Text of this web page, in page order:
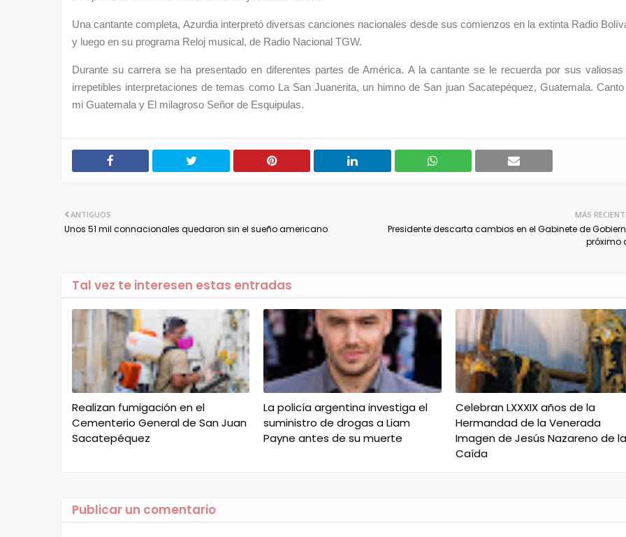
Una cantante completa, Azurdia interpretó diversas canciones nacionales desde sus comienzos en la extinta Radio
y luego en su programa Reloj musical, de Radio Nacional TGW.
Durante su carrera se ha presentado en diferentes partes de América. A la cantante se le recuerda por sus valiosas
irrepetibles interpretaciones de temas como La San Juanerita, un himno de San juan Sacatepéquez, Guatemala.
mi Guatemala y El milagroso Señor de Esquipulas.
MÁS
Presidente descarta cambios en el Gabinete de
próximo
ANTIGUOS
Unos 51 mil connacionales quedaron sin el sueño americano
Tal vez te interesen estas entradas
Realizan fumigación en el
Cementerio General de San Juan
Sacatepéquez
La policía argentina investiga el
suministro de drogas a Liam
Payne antes de su muerte
Celebran LXXXIX años de la
Hermandad de la Venerada
Imagen de Jesús Nazareno de la
Caída
Publicar un comentario